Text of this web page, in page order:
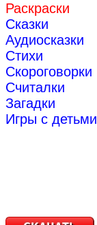
Раскраски
Сказки
Аудиосказки
Стихи
Скороговорки
Считалки
Загадки
Игры с детьми